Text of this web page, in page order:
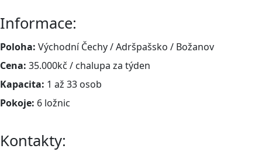
Informace:
Poloha: Východní Čechy / Adršpašsko / Božanov
Cena: 35.000kč / chalupa za týden
Kapacita: 1 až 33 osob
Pokoje: 6 ložnic
Kontakty: